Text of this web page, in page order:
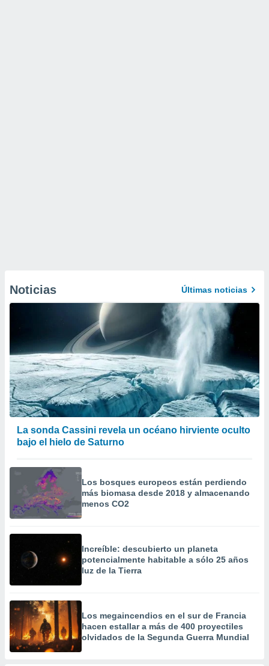
Noticias Últimas noticias
La sonda Cassini revela un océano hirviente oculto
bajo el hielo de Saturno
Los bosques europeos están perdiendo
más biomasa desde 2018 y almacenando
menos CO2
Increíble: descubierto un planeta
potencialmente habitable a sólo 25 años
luz de la Tierra
Los megaincendios en el sur de Francia
hacen estallar a más de 400 proyectiles
olvidados de la Segunda Guerra Mundial